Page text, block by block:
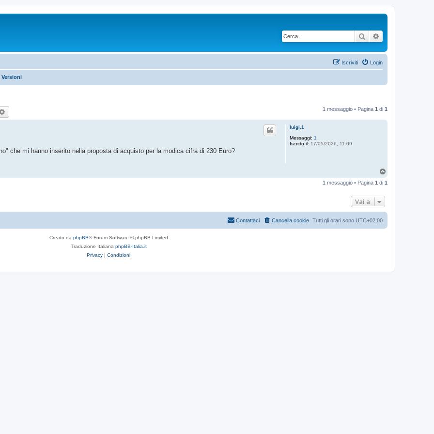
Cerca
Login
Iscriviti
1 messaggio • Pagina 1 di 1
luigi.1
Messaggi: 1
Iscritto il: 17/05/2026, 11:09
che mi hanno inserito nella proposta di acquisto per la modica cifra di 230 Euro?
p
1 messaggio • Pagina 1 di 1
Vai a
Tutti gli orari sono UTC+02:00
Cancella cookie
Contattaci
Creato da phpBB® Forum Software © phpBB Limited
Traduzione Italiana phpBB-Italia.it
Privacy | Condizioni